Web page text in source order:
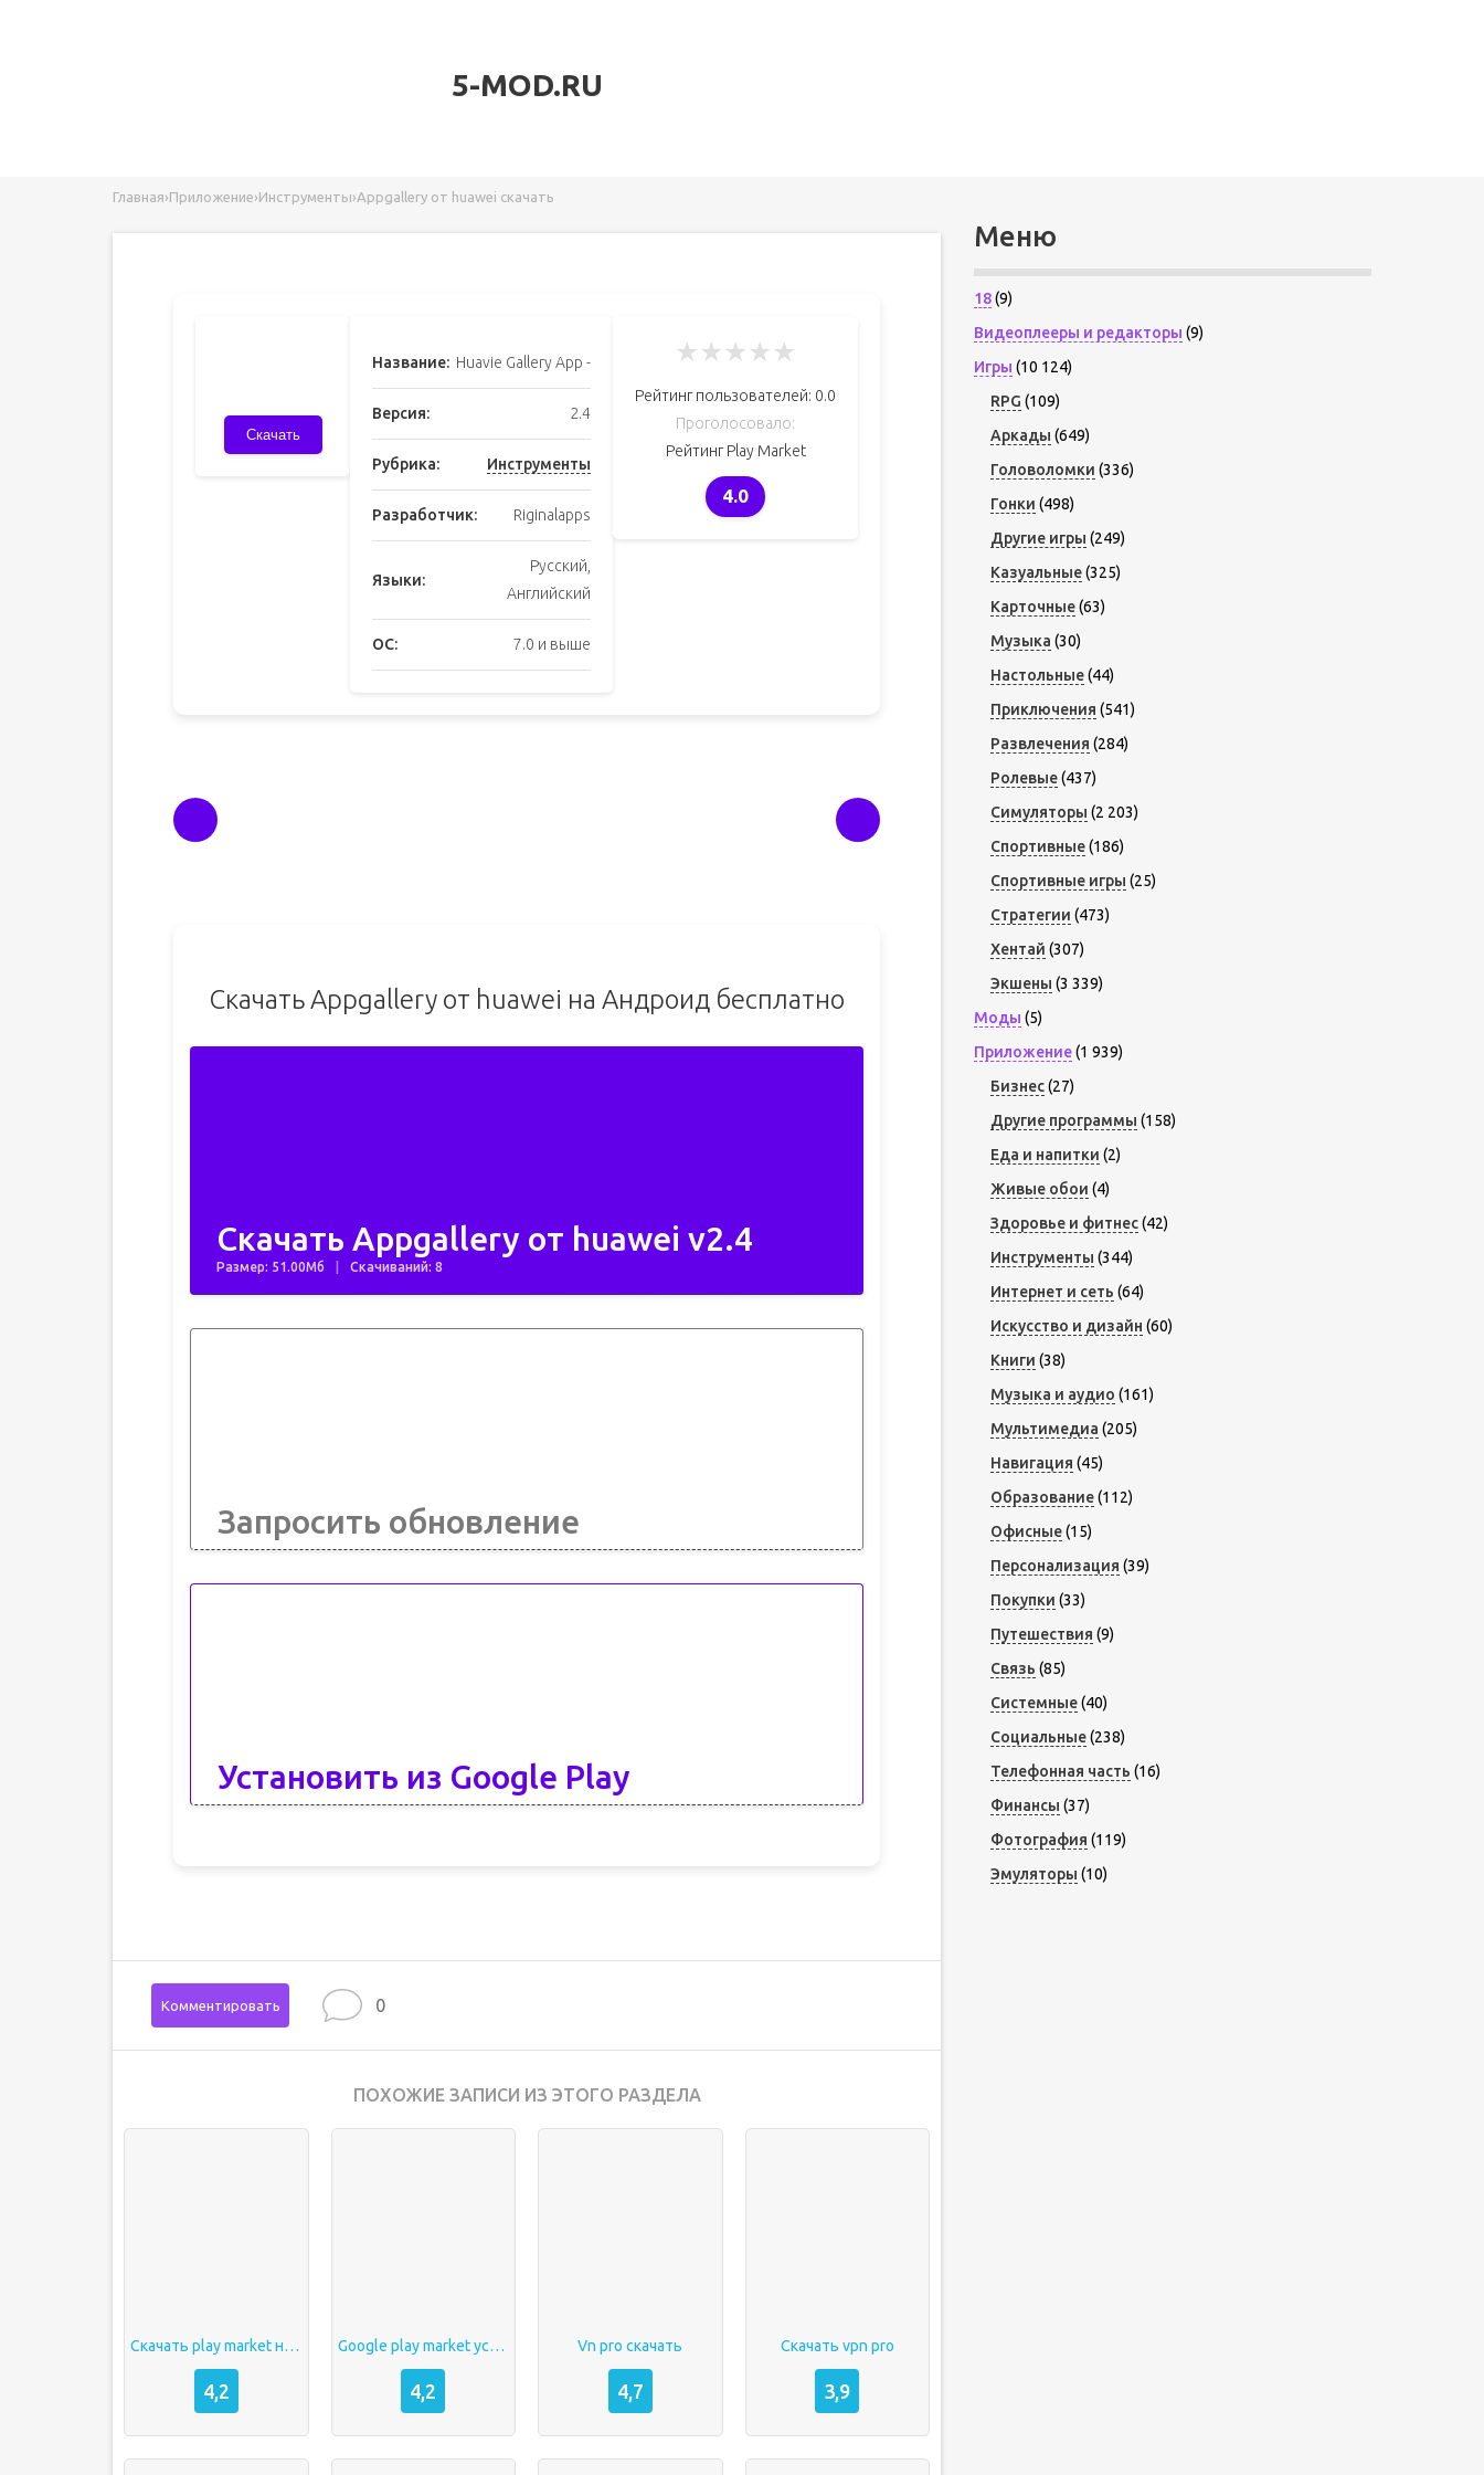
5-MOD.RU
Главная›Приложение›Инструменты›Appgallery от huawei скачать
Скачать
Название: Huavie Gallery App -
Версия: 2.4
Рубрика: Инструменты
Разработчик: Riginalapps
Языки:
Русский,
Английский
ОС: 7.0 и выше
★★★★★
Рейтинг пользователей: 0.0
Проголосовало:
Рейтинг Play Market
4.0
Скачать Appgallery от huawei на Андроид бесплатно
Скачать Appgallery от huawei v2.4
Размер: 51.00Мб Скачиваний: 8
Запросить обновление
Установить из Google Play
Комментировать 0
ПОХОЖИЕ ЗАПИСИ ИЗ ЭТОГО РАЗДЕЛА
Скачать play market на huawei
4,2
Google play market установить на huawei
4,2
Vn pro скачать
4,7
Скачать vpn pro
3,9
Меню
18(9)
Видеоплееры и редакторы (9)
Игры (10 124)
RPG (109)
Аркады (649)
Головоломки (336)
Гонки (498)
Другие игры (249)
Казуальные(325)
Карточные(63)
Музыка (30)
Настольные(44)
Приключения (541)
Развлечения (284)
Ролевые(437)
Симуляторы (2 203)
Спортивные(186)
Спортивные игры (25)
Стратегии (473)
Хентай (307)
Экшены (3 339)
Моды (5)
Приложение(1 939)
Бизнес(27)
Другие программы (158)
Еда и напитки (2)
Живые обои (4)
Здоровье и фитнес(42)
Инструменты (344)
Интернет и сеть (64)
Искусство и дизайн (60)
Книги (38)
Музыка и аудио (161)
Мультимедиа (205)
Навигация (45)
Образование(112)
Офисные(15)
Персонализация (39)
Покупки (33)
Путешествия (9)
Связь (85)
Системные(40)
Социальные(238)
Телефонная часть (16)
Финансы (37)
Фотография (119)
Эмуляторы (10)